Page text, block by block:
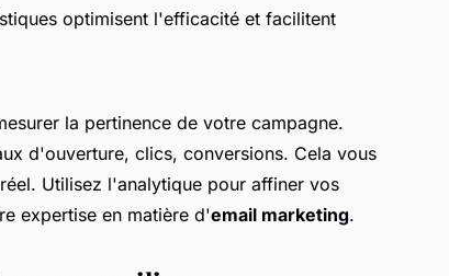
optimisent l'efficacité et facilitent
la pertinence de votre campagne.
d'ouverture, clics, conversions. Cela vous
Utilisez l'analytique pour affiner vos
expertise en matière d'email marketing.